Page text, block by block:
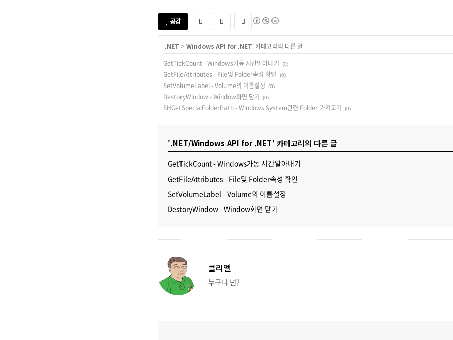
공감
'.NET > Windows API for .NET' 카테고리의 다른 글
GetTickCount - Windows가동 시간알아내기
(0)
GetFileAttributes - File및 Folder속성 확인 (0)
SetVolumeLabel - Volume의 이름설정 (0)
DestoryWindow - Window화면 닫기 (0)
SHGetSpecialFolderPath - Windows System관련 Folder 가져오기 (0)
'.NET/Windows API for .NET' 카테고리의 다른 글
GetTickCount - Windows가동 시간알아내기
GetFileAttributes - File및 Folder속성 확인
SetVolumeLabel - Volume의 이름설정
DestoryWindow - Window화면 닫기
클리엘
누구냐 넌?